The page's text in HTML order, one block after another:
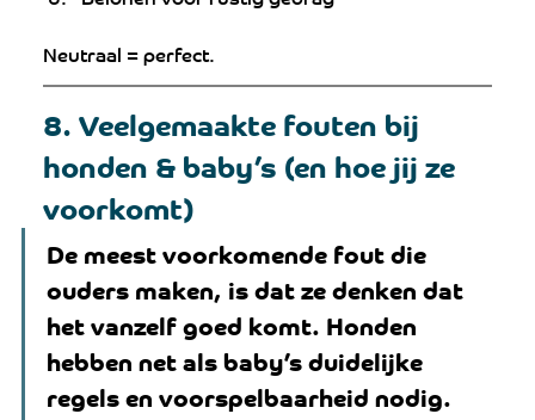
Neutraal = perfect.
8. Veelgemaakte fouten bij
honden & baby’s (en hoe jij ze
voorkomt)
De meest voorkomende fout die
ouders maken, is dat ze denken dat
het vanzelf goed komt. Honden
hebben net als baby’s duidelijke
regels en voorspelbaarheid nodig.